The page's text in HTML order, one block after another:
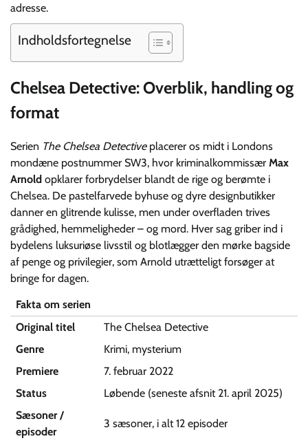
adresse.
Indholdsfortegnelse
Chelsea Detective: Overblik, handling og
format
Serien The Chelsea Detectiveplacerer os midt i Londons
mondæne postnummer SW3, hvor kriminalkommissær Max
Arnold opklarer forbrydelser blandt de rige og berømte i
Chelsea. De pastelfarvede byhuse og dyre designbutikker
danner en glitrende kulisse, men under overfladen trives
grådighed, hemmeligheder – og mord. Hver sag griber ind i
bydelens luksuriøse livsstil og blotlægger den mørke bagside
af penge og privilegier, som Arnold utrætteligt forsøger at
bringe for dagen.
Fakta om serien
Original titel
The Chelsea Detective
Genre
Krimi, mysterium
Premiere
7. februar 2022
Status
Løbende (seneste afsnit 21. april 2025)
Sæsoner /
episoder
3 sæsoner, i alt 12 episoder